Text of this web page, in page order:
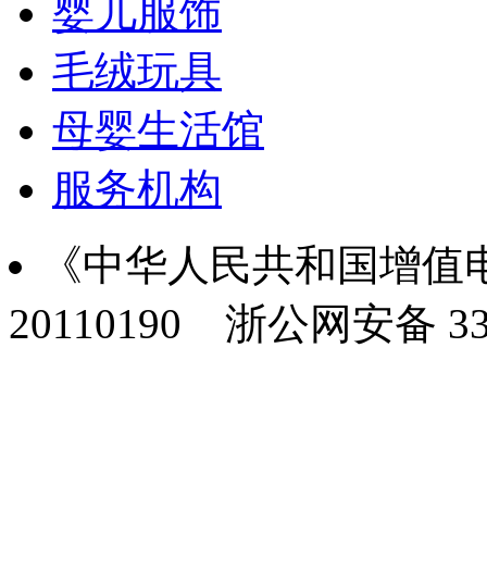
婴儿服饰
毛绒玩具
母婴生活馆
服务机构
《中华人民共和国增
20110190 浙公网安备